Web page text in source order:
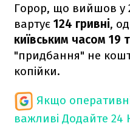
Горор, що вийшов у
вартує 124 гривні,
київським часом 19
"придбання" не
копійки.
Якщо
важливі Додайте 24